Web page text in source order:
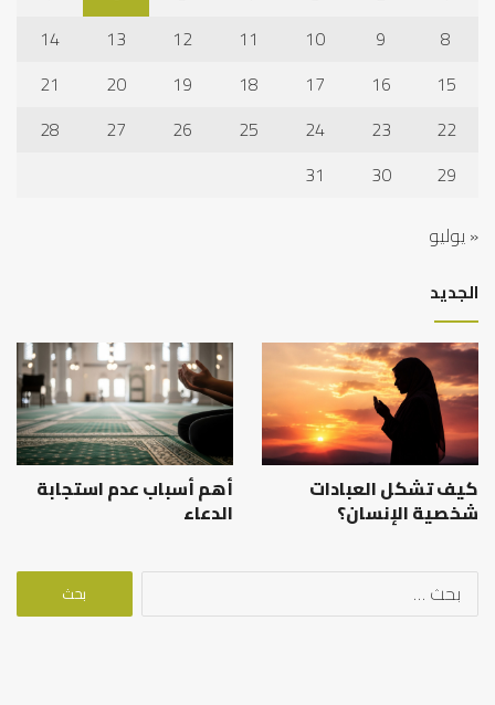
8
9
10
11
12
13
14
15
16
17
18
19
20
21
22
23
24
25
26
27
28
29
30
31
« يوليو
الجديد
كيف تشكل العبادات
شخصية الإنسان؟
أهم أسباب عدم استجابة
الدعاء
البحث